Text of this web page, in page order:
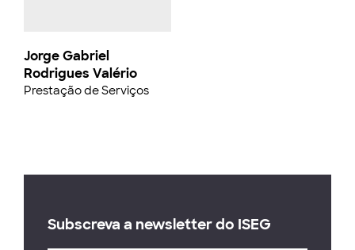
Jorge Gabriel
Rodrigues Valério
Prestação de Serviços
Subscreva a newsletter do ISEG